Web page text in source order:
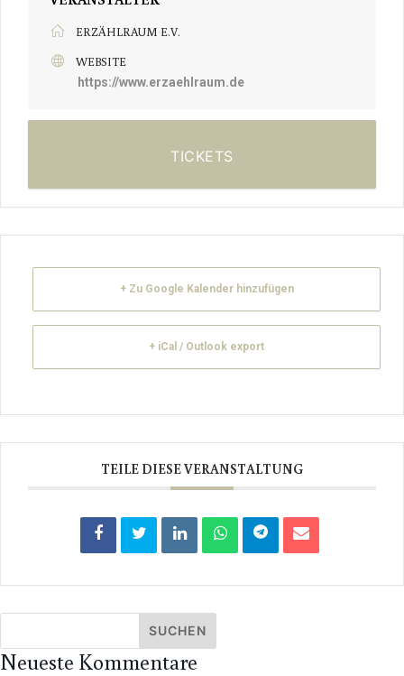
ERZÄHLRAUM E.V.
WEBSITE
https://www.erzaehlraum.de
TICKETS
+ Zu Google Kalender hinzufügen
+ iCal / Outlook export
TEILE DIESE VERANSTALTUNG
Neueste Kommentare